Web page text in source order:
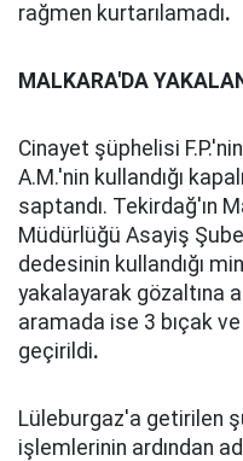
rağmen kurtarılamadı.
MALKARA'DA
Cinayet şüphelisi
A.M.'nin kullandığı
saptandı. Tekirdağ'ın
Müdürlüğü Asayiş
dedesinin kullandığı
yakalayarak gözaltına
aramada ise 3 bıçak
geçirildi.
Lüleburgaz'a getirilen
işlemlerinin ardından